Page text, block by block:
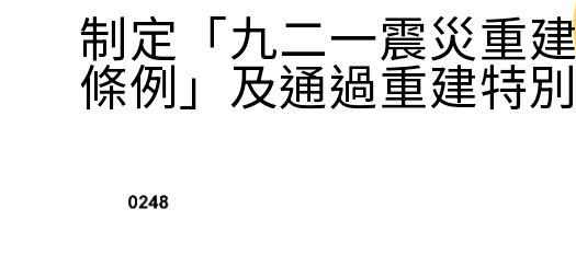
制定「九二一震災重
條例」及通過重建特